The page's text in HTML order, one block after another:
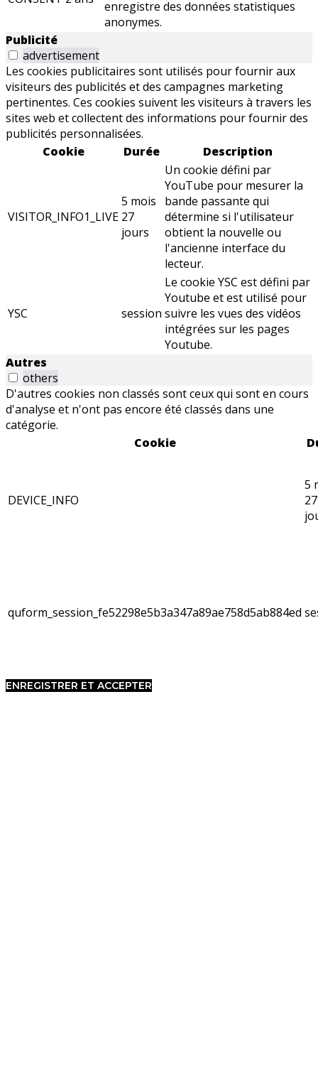
enregistre des données statistiques
anonymes.
Publicité
advertisement
Les cookies publicitaires sont utilisés pour fournir aux
visiteurs des publicités et des campagnes marketing
pertinentes. Ces cookies suivent les visiteurs à travers les
sites web et collectent des informations pour fournir des
publicités personnalisées.
Cookie
Durée Description
VISITOR_INFO1_LIVE
5 mois
27
jours
Un cookie défini par
YouTube pour mesurer la
bande passante qui
détermine si l'utilisateur
obtient la nouvelle ou
l'ancienne interface du
lecteur.
YSC session
Le cookie YSC est défini par
Youtube et est utilisé pour
suivre les vues des vidéos
intégrées sur les pages
Youtube.
Autres
others
D'autres cookies non classés sont ceux qui sont en cours
d'analyse et n'ont pas encore été classés dans une
catégorie.
Cookie
DEVICE_INFO
5
27
quform_session_fe52298e5b3a347a89ae758d5ab884ed
ENREGISTRER ET ACCEPTER